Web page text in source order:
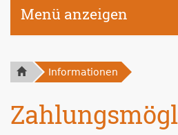
Menü anzeigen
Informationen